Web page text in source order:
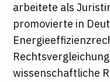
arbeitete als
promovierte in
wissenschaftliche